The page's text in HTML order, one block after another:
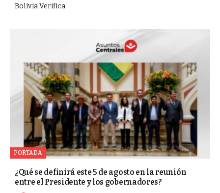
Bolivia Verifica
PORTADA
¿Qué se definirá este 5 de agosto en la reunión
entre el Presidente y los gobernadores?